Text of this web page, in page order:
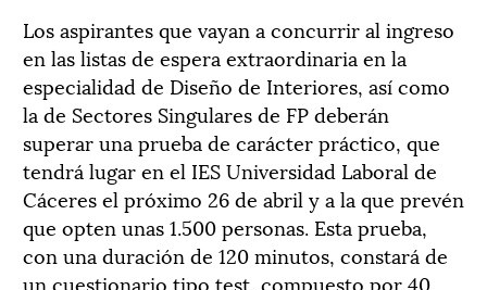
Los aspirantes que vayan a concurrir al ingreso
en las listas de espera extraordinaria en la
especialidad de Diseño de Interiores, así como
la de Sectores Singulares de FP deberán
superar una prueba de carácter práctico, que
tendrá lugar en el IES Universidad Laboral de
Cáceres el próximo 26 de abril y a la que prevén
que opten unas 1.500 personas. Esta prueba,
con una duración de 120 minutos, constará de
un cuestionario tipo test, compuesto por 40